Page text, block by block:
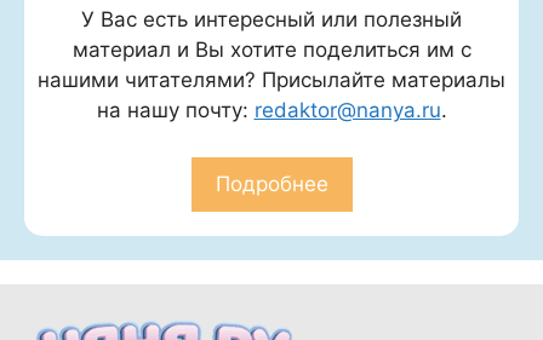
У Вас есть интересный или полезный
материал и Вы хотите поделиться им с
нашими читателями? Присылайте материалы
на нашу почту: redaktor@nanya.ru.
Подробнее